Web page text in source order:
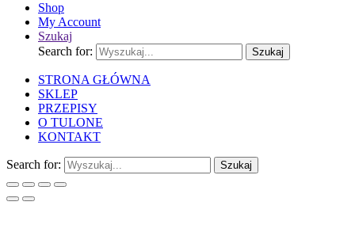
Shop
My Account
Szukaj
Search for:
Szukaj
STRONA GŁÓWNA
SKLEP
PRZEPISY
O TULONE
KONTAKT
Search for: Szukaj